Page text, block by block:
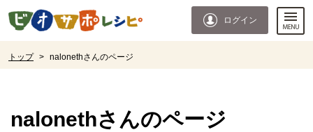
ページの先頭です。
ログイン
トップ > nalonethさんのページ
nalonethさんのページ